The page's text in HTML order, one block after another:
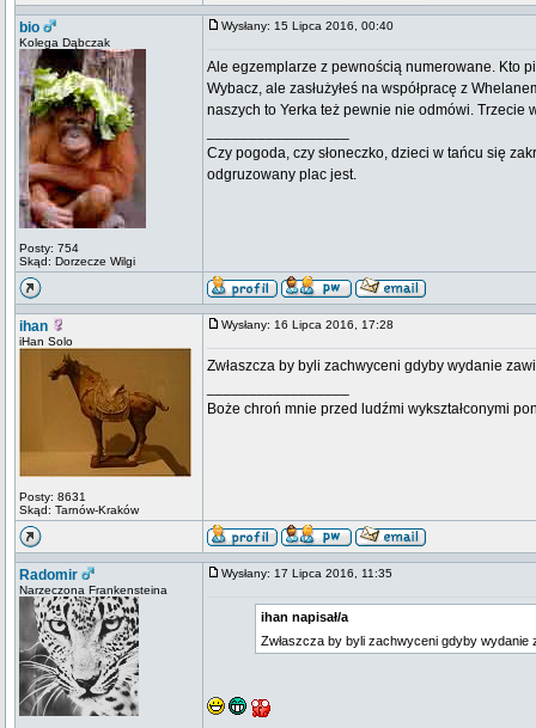
bio
Kolega Dąbczak
Posty: 754
Skąd: Dorzecze Wilgi
Wysłany: 15 Lipca 2016, 00:40
Ale egzemplarze z pewnością numerowane. Kto
Wybacz, ale zasłużyłeś na współpracę z
naszych to Yerka też pewnie nie odmówi. Trzecie
Czy pogoda, czy słoneczko, dzieci w tańcu się
odgruzowany plac jest.
ihan
iHan Solo
Posty: 8631
Skąd: Tarnów-Kraków
Wysłany: 16 Lipca 2016, 17:28
Zwłaszcza by byli zachwyceni gdyby wydanie
Boże chroń mnie przed ludźmi wykształconymi
Radomir
Narzeczona Frankensteina
Wysłany: 17 Lipca 2016, 11:35
ihan napisał/a
Zwłaszcza by byli zachwyceni gdyby wydanie